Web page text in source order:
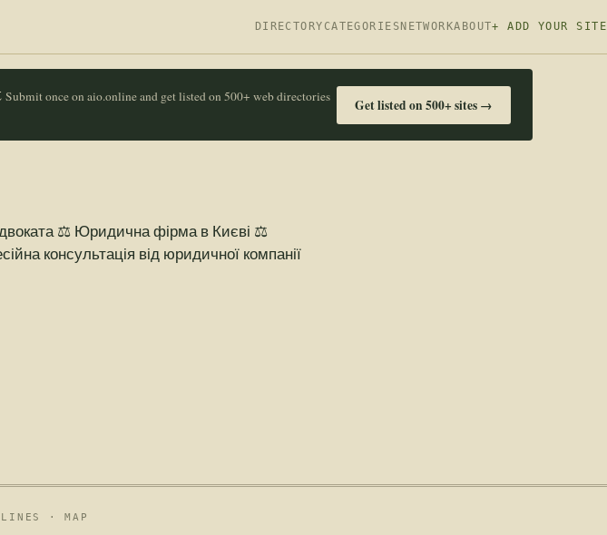
DIRECTORY CATEGORIES NETWORKABOUT+ ADD YOUR SITE
Submit once on aio.online and get listed on 500+ web directories
Get listed on 500+ sites →
⚖️ Юридична фірма в Києві ⚖️
консультація від юридичної компанії
LINES ·MAP